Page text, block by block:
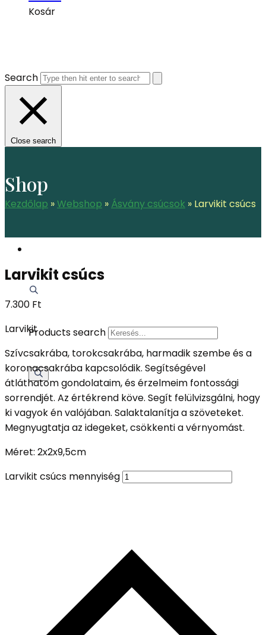
Kosár
Products search
Search
Close search
Shop
Kezdőlap »Webshop » Ásvány csúcsok » Larvikit csúcs
Larvikit csúcs
7.300 Ft
Larvikit
Szívcsakrába, torokcsakrába, harmadik szembe és a
koronacsakrába kapcsolódik. Segítségével
átláthatom gondolataim, és érzelmeim fontossági
sorrendjét. Az értékrend köve. Segít felülvizsgálni, hogy
ki vagyok én valójában. Salaktalanítja a szöveteket.
Megnyugtatja az idegeket, csökkenti a vérnyomást.
Méret: 2x2x9,5cm
Larvikit csúcs mennyiség